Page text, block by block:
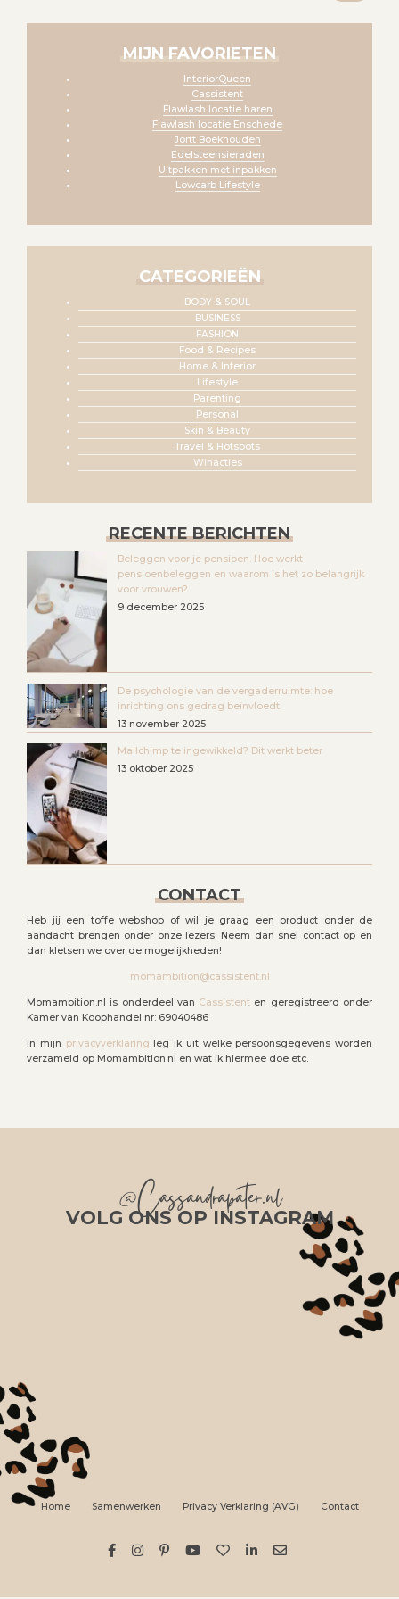
MIJN FAVORIETEN
InteriorQueen
Cassistent
Flawlash locatie haren
Flawlash locatie Enschede
Jortt Boekhouden
Edelsteensieraden
Uitpakken met inpakken
Lowcarb Lifestyle
CATEGORIEËN
BODY & SOUL
BUSINESS
FASHION
Food & Recipes
Home & Interior
Lifestyle
Parenting
Personal
Skin & Beauty
Travel & Hotspots
Winacties
RECENTE BERICHTEN
Beleggen voor je pensioen. Hoe werkt
pensioenbeleggen en waarom is het zo belangrijk
voor vrouwen?
9 december 2025
De psychologie van de vergaderruimte: hoe
inrichting ons gedrag beïnvloedt
13 november 2025
Mailchimp te ingewikkeld? Dit werkt beter
13 oktober 2025
CONTACT
Heb jij een toffe webshop of wil je graag een product onder de
aandacht brengen onder onze lezers. Neem dan snel contact op en
dan kletsen we over de mogelijkheden!
momambition@cassistent.nl
Momambition.nl is onderdeel van Cassistent en geregistreerd onder
Kamer van Koophandel nr: 69040486
In mijn privacyverklaring leg ik uit welke persoonsgegevens worden
verzameld op Momambition.nl en wat ik hiermee doe etc.
@Cassandrapater.nl
VOLG ONS OP INSTAGRAM
Home Samenwerken Privacy Verklaring (AVG) Contact